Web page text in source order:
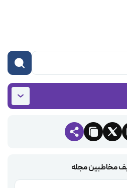
مخاطبین مجله